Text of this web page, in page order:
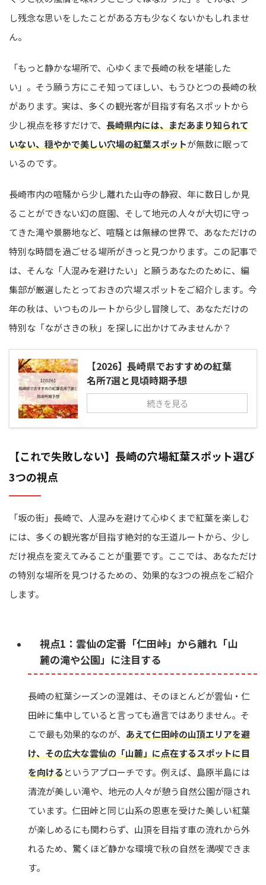
し残念な思いをしたことがある方も少なくないかもしれませ
ん。
「もっと静かな場所で、心ゆくまで長崎の秋を堪能した
い」。そう願う方にこそ知ってほしい、もうひとつの長崎の秋
があります。実は、多くの観光客が目指す有名スポットから
少し視点を移すだけで、 長崎県内には、まだあまり知られて
いない、穏やかで美しい穴場の紅葉スポットが無数に眠って
いるのです。
長崎市内の喧騒から少し離れた山寺の静寂、年に数日しか見
ることができない幻の庭園、そして地元の人々が大切に守っ
てきた滝や景勝地など、喧騒とは無縁の世界で、あなただけの
特別な時間を過ごせる場所がきっと見つかります。この記事で
は、そんな「人混みを避けたい」と願うあなたのために、編
集部が厳選したとっておきの穴場スポットをご紹介します。今
年の秋は、いつものルートから少し冒険して、あなただけの
特別な「ながさきの秋」を探しに出かけてみませんか？
【2026】長崎県でおすすめの紅葉
名所7選と見頃時期予想
続きを見る
【これで失敗しない】長崎の穴場紅葉スポット選び
3つの視点
「坂の街」長崎で、人混みを避けて心ゆくまで紅葉を楽しむ
には、多くの観光客が目指す絶対的な王道ルートから、少し
だけ視点を変えてみることが重要です。ここでは、あなただけ
の特別な場所を見つけるための、効果的な3つの視点をご紹介
します。
視点1：雲仙の定番「仁田峠」から離れ「山
麓の滝や公園」に注目する
長崎の紅葉シーズンの混雑は、そのほとんどが雲仙・仁
田峠に集中していると言っても過言ではありません。そ
こで最も効果的なのが、 あえて仁田峠の山頂エリアを避
け、その広大な雲仙の「山麓」に点在するスポットに目
を向けるというアプローチです。例えば、島原半島には
清流が美しい滝や、地元の人々が憩う自然公園が隠され
ています。仁田峠と同じ山系の恩恵を受けた美しい紅葉
が楽しめるにも関わらず、山頂を目指す車の流れから外
れるため、驚くほど静かな環境で秋の自然を満喫できま
す。